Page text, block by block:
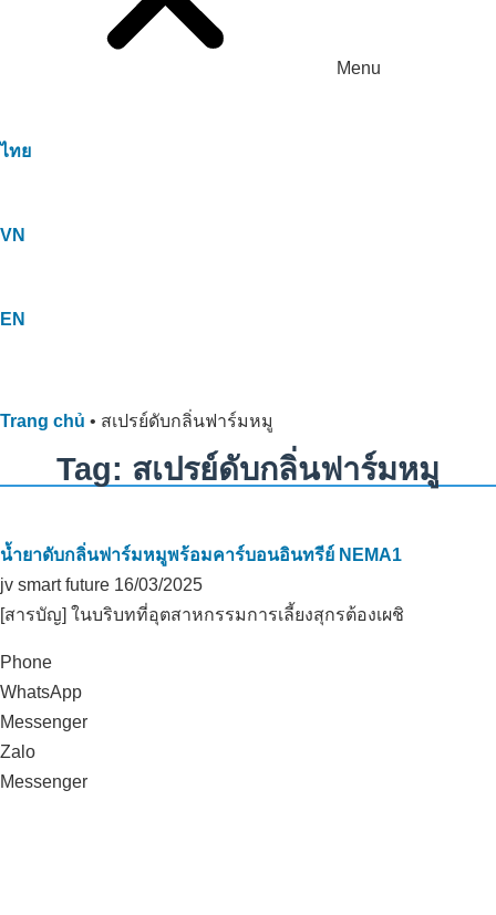
Menu
ไทย
VN
EN
Trang chủ • สเปรย์ดับกลิ่นฟาร์มหมู
Tag: สเปรย์ดับกลิ่นฟาร์มหมู
น้ำยาดับกลิ่นฟาร์มหมูพร้อมคาร์บอนอินทรีย์ NEMA1
jv smart future 16/03/2025
[สารบัญ] ในบริบทที่อุตสาหกรรมการเลี้ยงสุกรต้องเผชิ
Phone
WhatsApp
Messenger
Zalo
Messenger